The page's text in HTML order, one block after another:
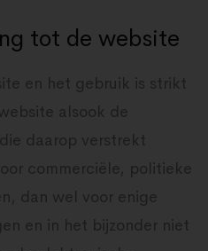
tot de website
en het gebruik is strikt
alsook de
daarop verstrekt
commerciële, politieke
dan wel voor enige
en in het bijzonder niet